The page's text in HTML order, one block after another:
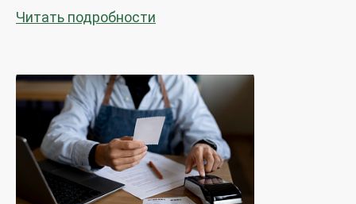
Читать подробности